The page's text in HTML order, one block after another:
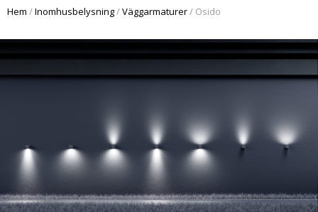
Hem /Inomhusbelysning/Väggarmaturer/ Osido